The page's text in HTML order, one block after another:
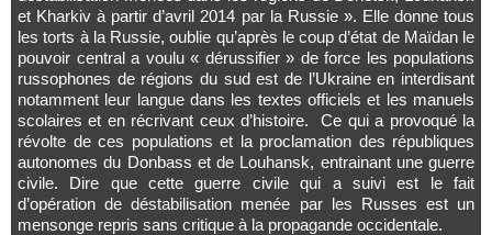
et Kharkiv à partir d’avril 2014 par la Russie ». Elle donne tous
les torts à la Russie, oublie qu’après le coup d’état de Maïdan le
pouvoir central a voulu « dérussifier » de force les populations
russophones de régions du sud est de l’Ukraine en interdisant
notamment leur langue dans les textes officiels et les manuels
scolaires et en récrivant ceux d’histoire. Ce qui a provoqué la
révolte de ces populations et la proclamation des républiques
autonomes du Donbass et de Louhansk, entrainant une guerre
civile. Dire que cette guerre civile qui a suivi est le fait
d’opération de déstabilisation menée par les Russes est un
mensonge repris sans critique à la propagande occidentale.